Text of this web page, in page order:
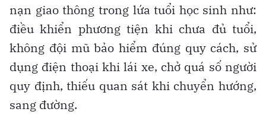
nạn giao thông trong lứa tuổi học sinh như:
điều khiển phương tiện khi chưa đủ tuổi,
không đội mũ bảo hiểm đúng quy cách, sử
dụng điện thoại khi lái xe, chở quá số người
quy định, thiếu quan sát khi chuyển hướng,
sang đường.